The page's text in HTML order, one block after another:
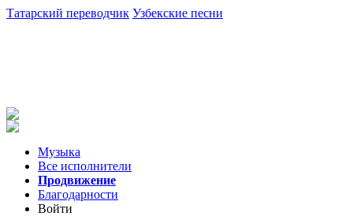
Татарский переводчик Узбекские песни
Музыка
Все исполнители
Продвижение
Благодарности
Войти